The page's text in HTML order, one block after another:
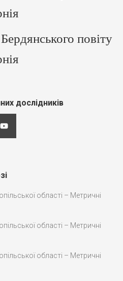
Бердянського повіту
дослідників
області – Метричні
області – Метричні
області – Метричні